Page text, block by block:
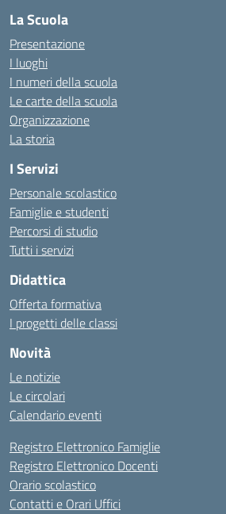
La Scuola
Presentazione
I luoghi
I numeri della scuola
Le carte della scuola
Organizzazione
La storia
I Servizi
Personale scolastico
Famiglie e studenti
Percorsi di studio
Tutti i servizi
Didattica
Offerta formativa
I progetti delle classi
Novità
Le notizie
Le circolari
Calendario eventi
Registro Elettronico Famiglie
Registro Elettronico Docenti
Orario scolastico
Contatti e Orari Uffici